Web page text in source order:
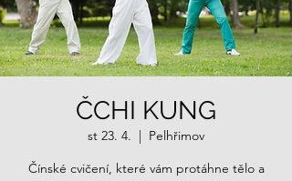
ČCHI KUNG
st 23. 4.
  |
Pelhřimov
Čínské cvičení, které vám protáhne tělo a